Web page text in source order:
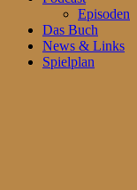
Episoden
Das Buch
News & Links
Spielplan